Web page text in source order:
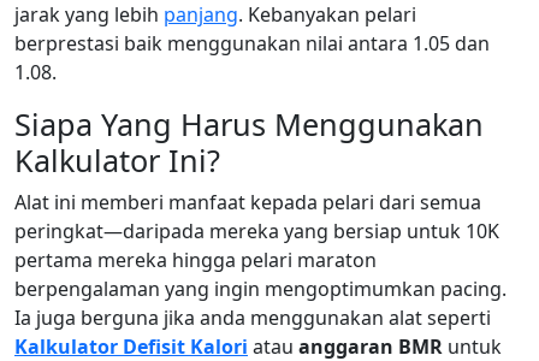
jarak yang lebih panjang. Kebanyakan pelari
berprestasi baik menggunakan nilai antara 1.05 dan
1.08.
Siapa Yang Harus Menggunakan
Kalkulator Ini?
Alat ini memberi manfaat kepada pelari dari semua
peringkat—daripada mereka yang bersiap untuk 10K
pertama mereka hingga pelari maraton
berpengalaman yang ingin mengoptimumkan pacing.
Ia juga berguna jika anda menggunakan alat seperti
Kalkulator Defisit Kalori atau anggaran BMR untuk